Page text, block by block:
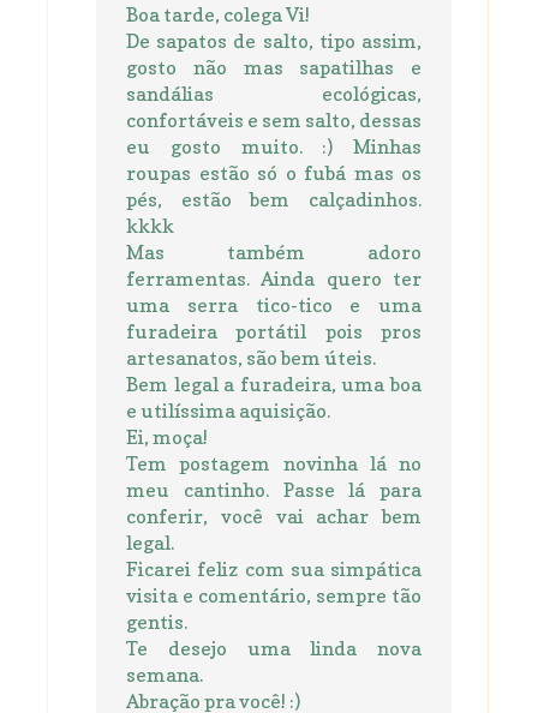
Boa tarde, colega Vi!
De sapatos de salto, tipo assim,
gosto não mas sapatilhas e
sandálias ecológicas,
confortáveis e sem salto, dessas
eu gosto muito. :) Minhas
roupas estão só o fubá mas os
pés, estão bem calçadinhos.
kkkk
Mas também adoro
ferramentas. Ainda quero ter
uma serra tico-tico e uma
furadeira portátil pois pros
artesanatos, são bem úteis.
Bem legal a furadeira, uma boa
e utilíssima aquisição.
Ei, moça!
Tem postagem novinha lá no
meu cantinho. Passe lá para
conferir, você vai achar bem
legal.
Ficarei feliz com sua simpática
visita e comentário, sempre tão
gentis.
Te desejo uma linda nova
semana.
Abração pra você! :)